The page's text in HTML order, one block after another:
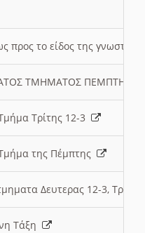
προς το είδος της
ΤΜΗΜΑΤΟΣ
Τρίτης 12-3
της Πέμπτης
Δευτερας 12-3,
Τάξη